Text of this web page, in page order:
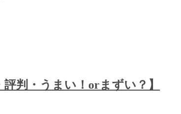
判・うまい！orまずい？】